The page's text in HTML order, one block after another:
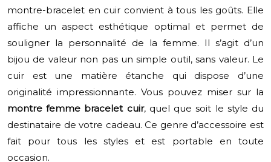
montre-bracelet en cuir convient à tous les goûts. Elle
affiche un aspect esthétique optimal et permet de
souligner la personnalité de la femme. Il s’agit d’un
bijou de valeur non pas un simple outil, sans valeur. Le
cuir est une matière étanche qui dispose d’une
originalité impressionnante. Vous pouvez miser sur la
montre femme bracelet cuir, quel que soit le style du
destinataire de votre cadeau. Ce genre d’accessoire est
fait pour tous les styles et est portable en toute
occasion.